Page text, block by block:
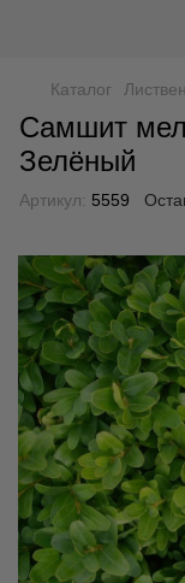
Каталог
Самшит
Зелёный
Артикул: 5559